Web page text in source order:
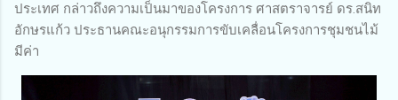
ประเทศ กล่าวถึงความเป็นมาของโครงการ ศาสตราจารย์ ดร.สนิท
อักษรแก้ว ประธานคณะอนุกรรมการขับเคลื่อนโครงการชุมชนไม้
มีค่า